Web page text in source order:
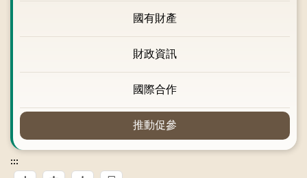
國有財產
財政資訊
國際合作
推動促參
:::